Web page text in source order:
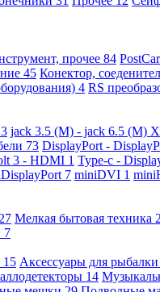
прочее 84
45 Конектор,
4 RS
jack 3.5 (M) - jack 6.5 (M)
73 DisplayPort -
3 - HDMI 1 Type-c -
7 miniDVI 1
27 Мелкая бытовая техника
7
15 Аксессуары для рыбалки
14